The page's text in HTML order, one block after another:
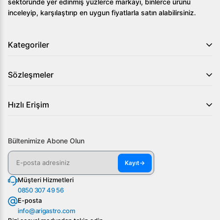
sektöründe yer edinmiş yüzlerce markayı, binlerce ürünü
inceleyip, karşılaştırıp en uygun fiyatlarla satın alabilirsiniz.
Kategoriler
Sözleşmeler
Hızlı Erişim
Bültenimize Abone Olun
Kayıt→
Müşteri Hizmetleri
0850 307 49 56
E-posta
info@arigastro.com